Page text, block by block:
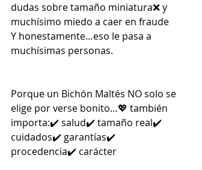
dudas sobre tamaño miniatura❌ y
muchísimo miedo a caer en fraude
Y honestamente…eso le pasa a
muchísimas personas.
Porque un Bichón Maltés NO solo se
elige por verse bonito…💖 también
importa:✔️ salud✔️ tamaño real✔️
cuidados✔️ garantías✔️
procedencia✔️ carácter